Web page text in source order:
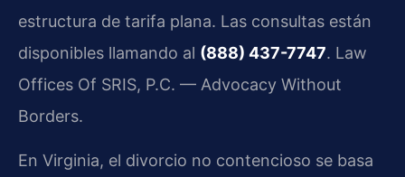
estructura de tarifa plana. Las consultas están
disponibles llamando al (888) 437-7747. Law
Offices Of SRIS, P.C. — Advocacy Without
Borders.
En Virginia, el divorcio no contencioso se basa